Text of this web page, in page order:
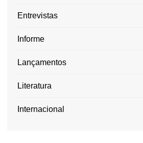
Entrevistas
Informe
Lançamentos
Literatura
Internacional